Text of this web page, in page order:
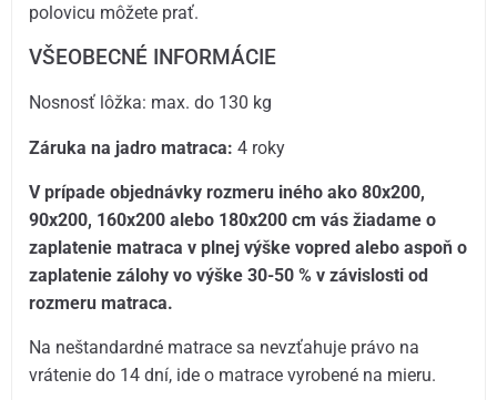
polovicu môžete prať.
VŠEOBECNÉ INFORMÁCIE
Nosnosť lôžka: max. do 130 kg
Záruka na jadro matraca: 4 roky
V prípade objednávky rozmeru iného ako 80x200,
90x200, 160x200 alebo 180x200 cm vás žiadame o
zaplatenie matraca v plnej výške vopred alebo aspoň o
zaplatenie zálohy vo výške 30-50 % v závislosti od
rozmeru matraca.
Na neštandardné matrace sa nevzťahuje právo na
vrátenie do 14 dní, ide o matrace vyrobené na mieru.